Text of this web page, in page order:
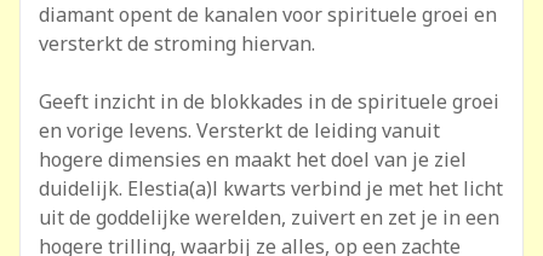
diamant opent de kanalen voor spirituele groei en
versterkt de stroming hiervan.
Geeft inzicht in de blokkades in de spirituele groei
en vorige levens. Versterkt de leiding vanuit
hogere dimensies en maakt het doel van je ziel
duidelijk. Elestia(a)l kwarts verbind je met het licht
uit de goddelijke werelden, zuivert en zet je in een
hogere trilling, waarbij ze alles, op een zachte